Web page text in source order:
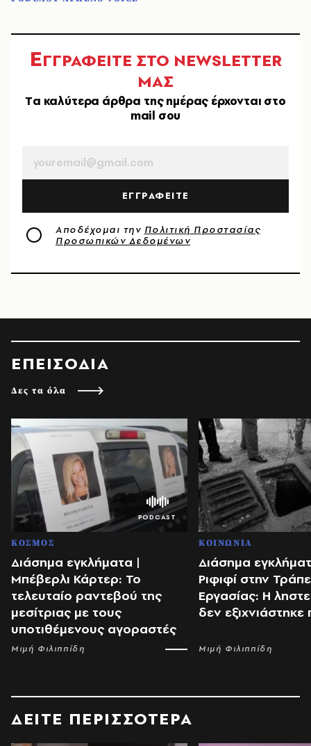
ΕΓΓΡΑΦΕΙΤΕ ΣΤΟ NEWSLETTER
ΜΑΣ
Tα καλύτερα άρθρα της ημέρας έρχονται στο
mail σου
ΕΓΓΡΑΦΕΙΤΕ
Αποδέχομαι την Πολιτική Προστασίας
Προσωπικών Δεδομένων
ΕΠΕΙΣΟΔΙΑ
Δες τα όλα
ΚΟΣΜΟΣ
Διάσημα εγκλήματα |
Μπέβερλι Κάρτερ: Το
τελευταίο ραντεβού της
μεσίτριας με τους
υποτιθέμενους αγοραστές
Μιμή Φιλιππίδη
ΚΟΙΝΩΝΙΑ
Διάσημα
Ριφιφί στην
Εργασίας: Η
δεν εξιχνιάστηκε
Μιμή Φιλιππίδη
ΔΕΙΤΕ ΠΕΡΙΣΣΟΤΕΡΑ